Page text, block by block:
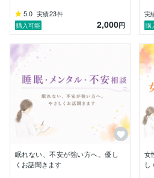
そんなお気持ちを抱えている方
じてきました。
ココナラでは、
そうした方が安心して相談でき
ています。
たとえば…
・なんとなく体調が悪い
・不安感や気分の落ち込みがある
・睡眠について悩んでいる
・疲れが取れない
・健康診断の結果が気になる
5.0 実績23件
購入可能
2,000円
実
購
眠れない、不安が強い方へ。優し
くお話聞きます
女
し